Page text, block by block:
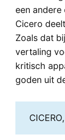
een
Cicero
Zoals dat
vertaling
kritisch
goden uit
CICERO,